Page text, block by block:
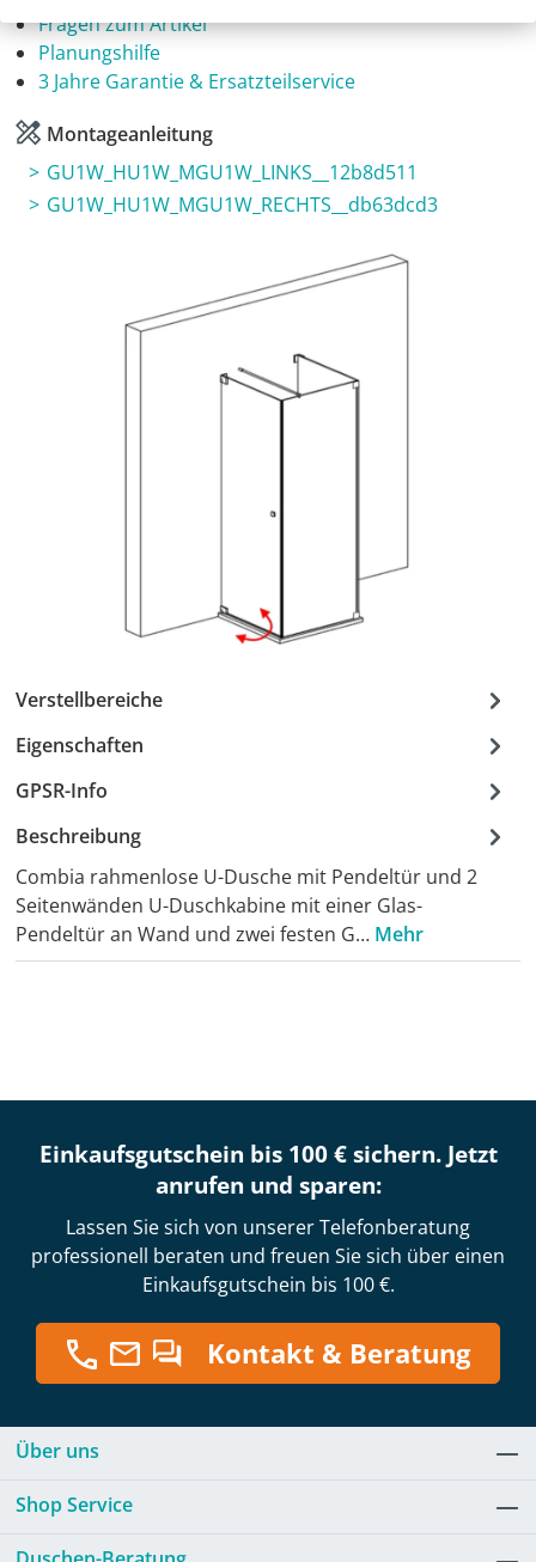
Fragen zum Artikel
Planungshilfe
3 Jahre Garantie & Ersatzteilservice
Montageanleitung
GU1W_HU1W_MGU1W_LINKS__12b8d511
GU1W_HU1W_MGU1W_RECHTS__db63dcd3
Verstellbereiche
Eigenschaften
GPSR-Info
Beschreibung
Combia rahmenlose U-Dusche mit Pendeltür und 2
Seitenwänden U-Duschkabine mit einer Glas-
Pendeltür an Wand und zwei festen G… Mehr
Einkaufsgutschein bis 100 € sichern. Jetzt
anrufen und sparen:
Lassen Sie sich von unserer Telefonberatung
professionell beraten und freuen Sie sich über einen
Einkaufsgutschein bis 100 €.
Kontakt & Beratung
Über uns
Shop Service